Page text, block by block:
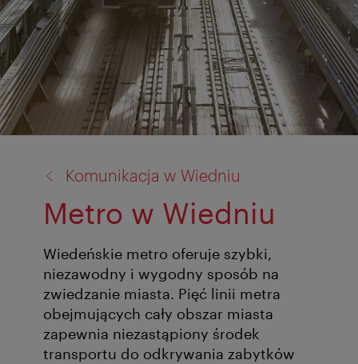
Komunikacja w Wiedniu
Metro w Wiedniu
Wiedeńskie metro oferuje szybki,
niezawodny i wygodny sposób na
zwiedzanie miasta. Pięć linii metra
obejmujących cały obszar miasta
zapewnia niezastąpiony środek
transportu do odkrywania zabytków